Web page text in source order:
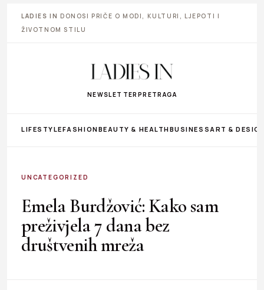
LADIES IN DONOSI PRIČE O MODI, KULTURI, LJEPOTI I
ŽIVOTNOM STILU
NEWSLETTER PRETRAGA
LIFESTYLEFASHIONBEAUTY & HEALTHBUSINESS ART &
UNCATEGORIZED
Emela Burdžović: Kako sam
preživjela 7 dana bez
društvenih mreža